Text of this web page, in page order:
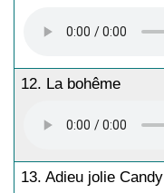
12. La bohême
13. Adieu jolie Candy